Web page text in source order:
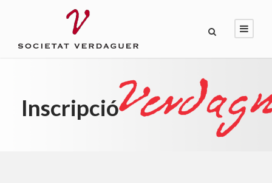
Inscripció